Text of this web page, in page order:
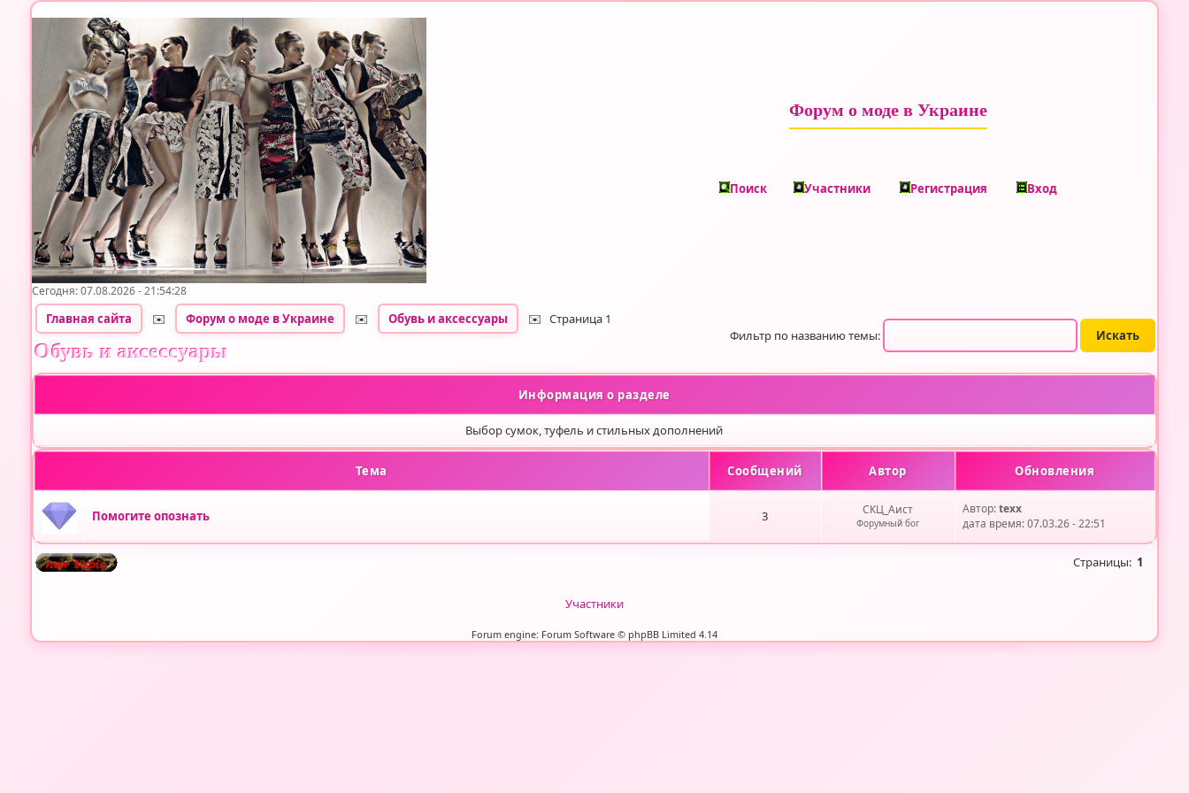
Форум о моде в Украине
Поиск Участники Регистрация Вход
Сегодня: 07.08.2026 - 21:54:28
Главная сайта ✉️ Форум о моде в Украине ✉️ Обувь и аксессуары ✉️ Страница 1
Обувь и аксессуары Фильтр по названию темы:
Информация о разделе
Выбор сумок, туфель и стильных дополнений
Тема Cообщений Автор Обновления
Помогите опознать 3 СКЦ_Аист
Форумный бог
Автор:texx
дата время: 07.03.26 - 22:51
Страницы: 1
Участники
Forum engine: Forum Software © phpBB Limited 4.14